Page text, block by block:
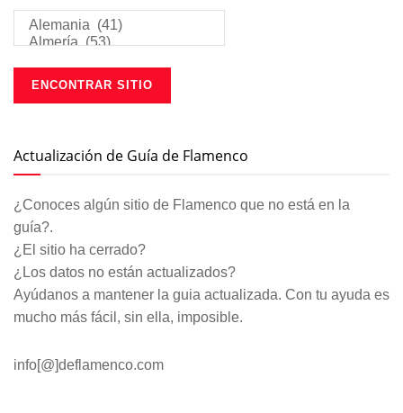
Actualización de Guía de Flamenco
¿Conoces algún sitio de Flamenco que no está en la
guía?.
¿El sitio ha cerrado?
¿Los datos no están actualizados?
Ayúdanos a mantener la guia actualizada. Con tu ayuda es
mucho más fácil, sin ella, imposible.
info[@]deflamenco.com